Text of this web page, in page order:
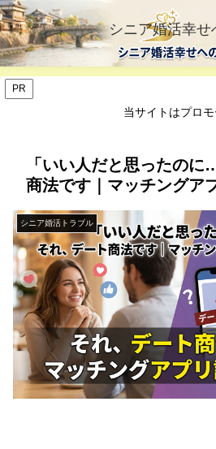
シニア婚活幸せ
PR
当サイトはプロ
「いい人だと思ったの
商法です｜マッチングア
シニア婚活トラブル